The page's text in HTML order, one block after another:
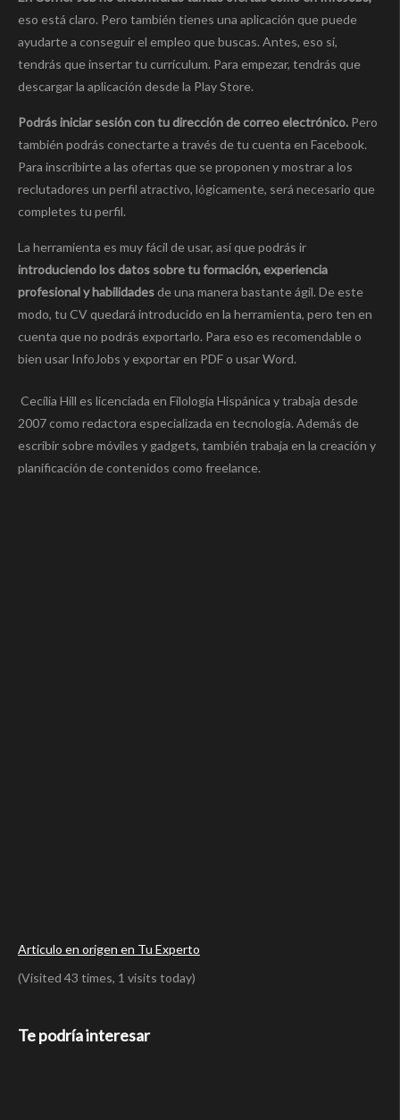
eso está claro. Pero también tienes una aplicación que puede
ayudarte a conseguir el empleo que buscas. Antes, eso sí,
tendrás que insertar tu currículum. Para empezar, tendrás que
descargar la aplicación desde la Play Store.
Podrás iniciar sesión con tu dirección de correo electrónico. Pero
también podrás conectarte a través de tu cuenta en Facebook.
Para inscribirte a las ofertas que se proponen y mostrar a los
reclutadores un perfil atractivo, lógicamente, será necesario que
completes tu perfil.
La herramienta es muy fácil de usar, así que podrás ir
introduciendo los datos sobre tu formación, experiencia
profesional y habilidadesde una manera bastante ágil. De este
modo, tu CV quedará introducido en la herramienta, pero ten en
cuenta que no podrás exportarlo. Para eso es recomendable o
bien usar InfoJobs y exportar en PDF o usar Word.
Cecília Hill es licenciada en Filología Hispánica y trabaja desde
2007 como redactora especializada en tecnología. Además de
escribir sobre móviles y gadgets, también trabaja en la creación y
planificación de contenidos como freelance.
Articulo en origen en Tu Experto
(Visited 43 times, 1 visits today)
Te podría interesar